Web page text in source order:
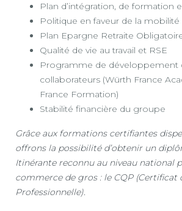
Plan d’intégration, de formation
Politique en faveur de la mobilité
Plan Epargne Retraite
Qualité de vie au travail et RSE
Programme de développement
collaborateurs (Würth France
France Formation)
Stabilité financière du groupe
Grâce aux formations certifiantes
offrons la possibilité d’obtenir un
Itinérante reconnu au niveau national
commerce de gros : le CQP (Certificat
Professionnelle).